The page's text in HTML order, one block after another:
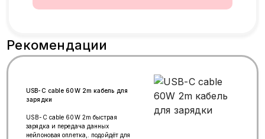
Рекомендации
USB-C cable 60W 2m кабель для
зарядки
USB-C cable 60W 2m быстрая
зарядка и передача данных
нейлоновая оплетка,. подойдёт для